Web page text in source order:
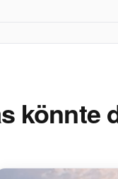
könnte